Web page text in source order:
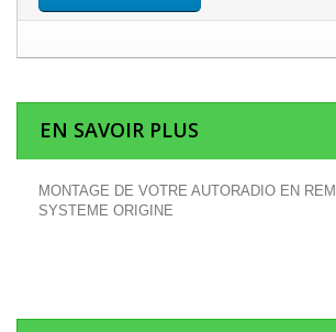
EN SAVOIR PLUS
MONTAGE DE VOTRE AUTORADIO EN
SYSTEME ORIGINE